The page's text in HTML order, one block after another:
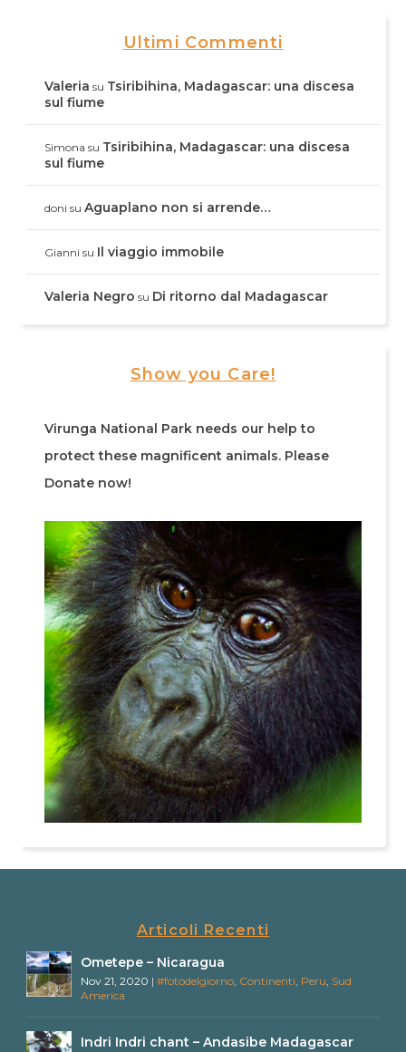
Ultimi Commenti
Valeria su Tsiribihina, Madagascar: una discesa
sul fiume
Simona su Tsiribihina, Madagascar: una discesa
sul fiume
doni suAguaplano non si arrende…
Gianni su Il viaggio immobile
Valeria Negro su Di ritorno dal Madagascar
Show you Care!
Virunga National Park needs our help to
protect these magnificent animals. Please
Donate now!
Articoli Recenti
Ometepe – Nicaragua
Nov 21, 2020 |#fotodelgiorno Continenti Peru Sud
America
Indri Indri chant – Andasibe Madagascar